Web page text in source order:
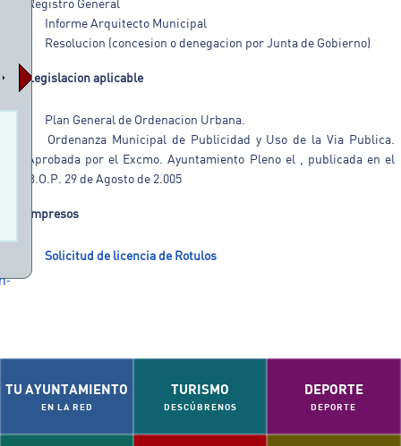
Registro General
Informe Arquitecto Municipal
Resolucion (concesion o denegacion por Junta de Gobierno)
Legislacion aplicable
Plan General de Ordenacion Urbana.
Ordenanza Municipal de Publicidad y Uso de la Via Publica.
Aprobada por el Excmo. Ayuntamiento Pleno el , publicada en el
B.O.P. 29 de Agosto de 2.005
Impresos
Solicitud de licencia de Rotulos
TU AYUNTAMIENTO
EN LA RED
TURISMO
DESCÚBRENOS
DEPORTE
DEPORTE